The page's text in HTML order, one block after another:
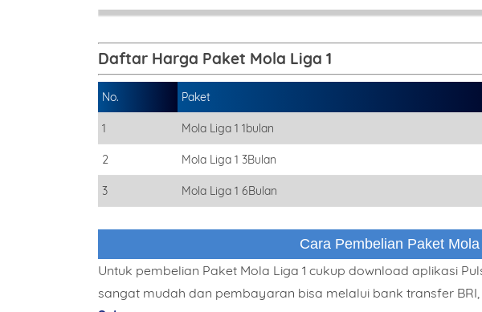
Daftar Harga Paket Mola Liga 1
No. Paket
1 Mola Liga 1 1bulan
2 Mola Liga 1 3Bulan
3 Mola Liga 1 6Bulan
Cara Pembelian Paket
Untuk pembelian Paket Mola Liga 1 cukup download aplikasi
sangat mudah dan pembayaran bisa melalui bank transfer BRI,
This order